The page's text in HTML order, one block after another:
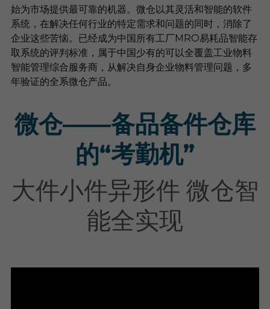
始为市场提供最可靠的机器。微仓以其灵活和智能的软件
系统，在解决任何行业的特定需求和问题的同时，消除了
企业这些苦恼。已经成为中国所有工厂MRO易耗品智能存
取系统的评判标准，属于中国少有的可以全覆盖工业物料
智能管理综合服务商，从解决自身企业物料管理问题，多
年验证的全系微仓产品。
微仓——备品备件仓库
的“考勤机”
大件小件异形件 微仓智
能全实现